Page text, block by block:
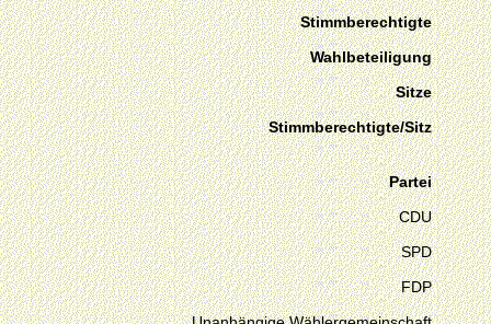
Stimmberechtigte
Wahlbeteiligung
Sitze
Stimmberechtigte/Sitz
Partei
CDU
SPD
FDP